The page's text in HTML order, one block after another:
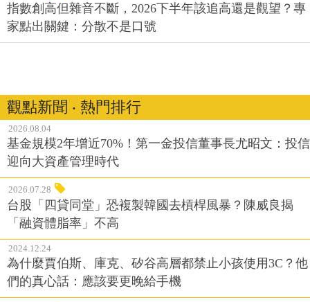
指數創高但雜音不斷，2026下半年該追高還是觀望？專
家點出關鍵：分散不是口號
觀點新聞 ‧ 熱門排行
2026.08.04
基金規模2年增近70%！第一金投信董事長尤昭文：投信
迎向大資產管理時代
2026.07.28
台股「四貸同堂」恐複製韓國去槓桿風暴？陳威良揭
「融資體脂率」不高
2024.12.24
為什麼賈伯斯、庫克、矽谷高層都禁止小孩使用3C？他
們的真心話：應該要更晚給手機